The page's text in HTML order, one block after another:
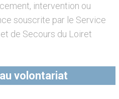
intervention ou
souscrite par le Service
de Secours du Loiret
volontariat